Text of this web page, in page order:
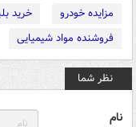
مزایده خودرو
خرید
فروشنده مواد شیمیایی
نظر شما
نام